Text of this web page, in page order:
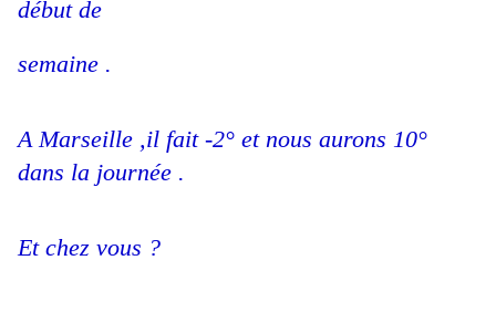
début de
semaine .
A Marseille ,il fait -2° et nous aurons 10°
dans la journée .
Et chez vous ?